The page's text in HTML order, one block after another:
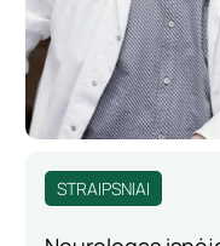
STRAIPSNIAI